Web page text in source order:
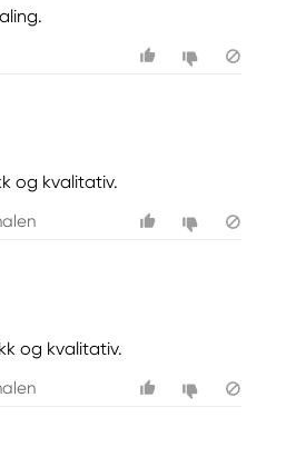
og kvalitativ.
og kvalitativ.